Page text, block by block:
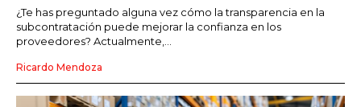
¿Te has preguntado alguna vez cómo la transparencia en la
subcontratación puede mejorar la confianza en los
proveedores? Actualmente,...
Ricardo Mendoza